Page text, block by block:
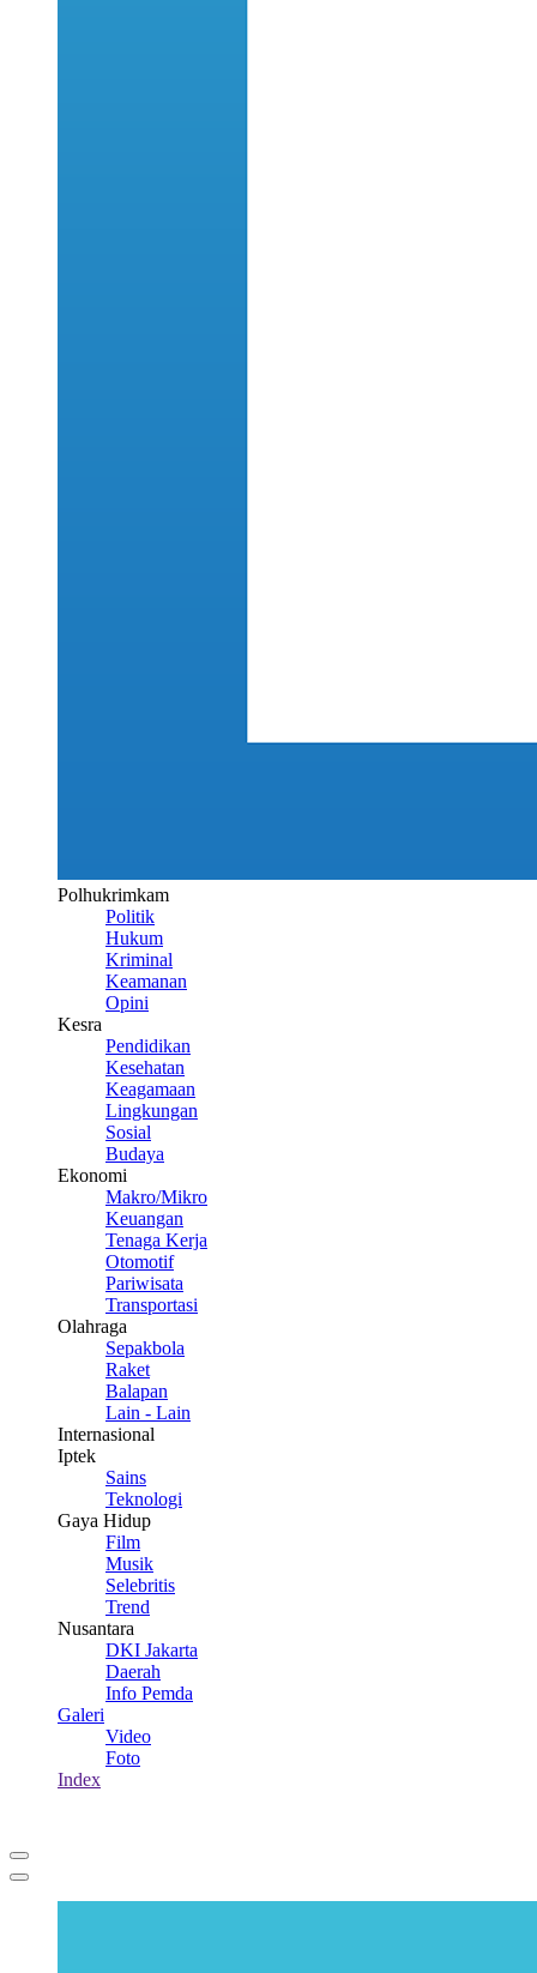
Polhukrimkam
Politik
Hukum
Kriminal
Keamanan
Opini
Kesra
Pendidikan
Kesehatan
Keagamaan
Lingkungan
Sosial
Budaya
Ekonomi
Makro/Mikro
Keuangan
Tenaga Kerja
Otomotif
Pariwisata
Transportasi
Olahraga
Sepakbola
Raket
Balapan
Lain - Lain
Internasional
Iptek
Sains
Teknologi
Gaya Hidup
Film
Musik
Selebritis
Trend
Nusantara
DKI Jakarta
Daerah
Info Pemda
Galeri
Video
Foto
Index